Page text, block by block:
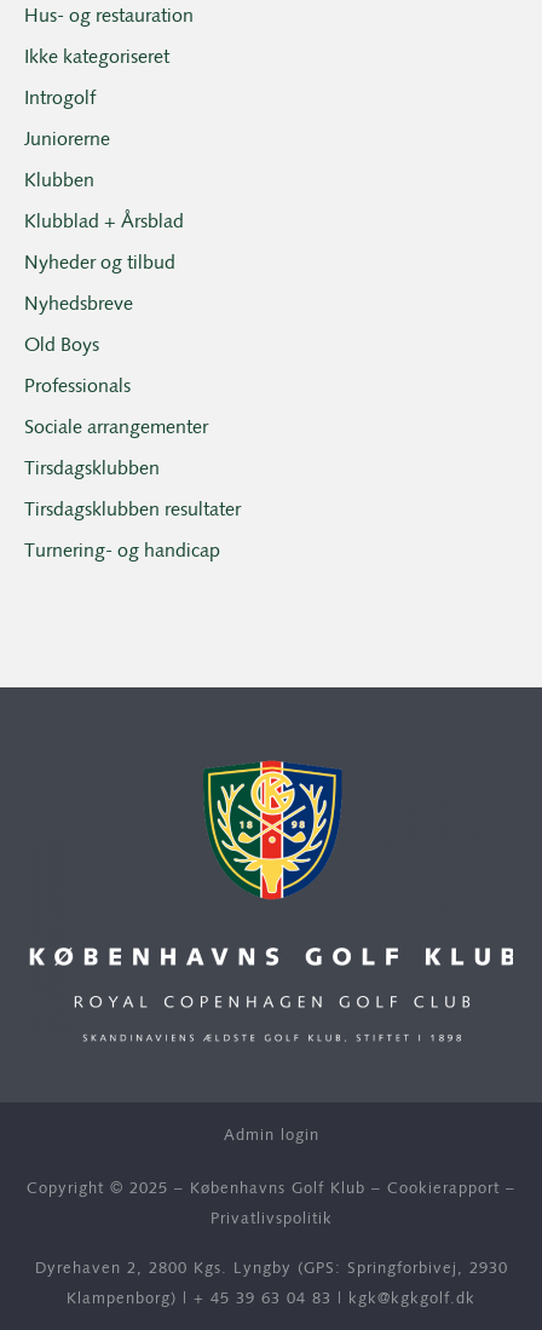
Hus- og restauration
Ikke kategoriseret
Introgolf
Juniorerne
Klubben
Klubblad + Årsblad
Nyheder og tilbud
Nyhedsbreve
Old Boys
Professionals
Sociale arrangementer
Tirsdagsklubben
Tirsdagsklubben resultater
Turnering- og handicap
Admin login
Copyright © 2025 – Københavns Golf Klub – Cookierapport –
Privatlivspolitik
Dyrehaven 2, 2800 Kgs. Lyngby (GPS: Springforbivej, 2930
Klampenborg) | + 45 39 63 04 83 kgk@kgkgolf.dk